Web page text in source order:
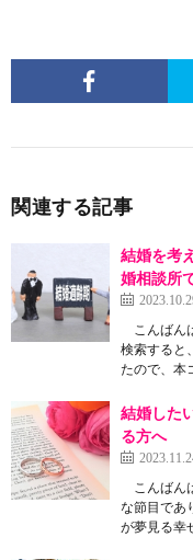
関連する記事
結婚を考
婚相談所
こんばん
検索すると
たので、本
結婚した
る方へ
こんばん
な節目であ
が夢見る